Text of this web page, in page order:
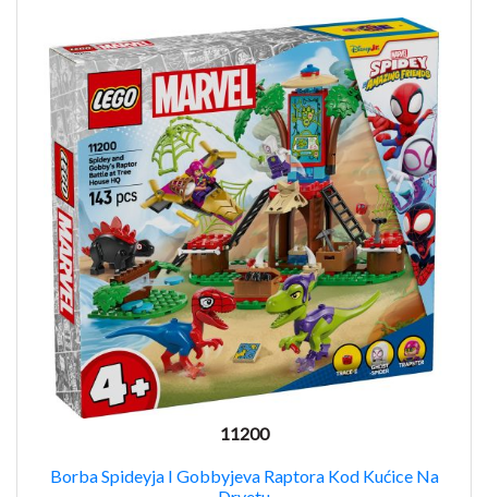
11200
Borba Spideyja I Gobbyjeva Raptora Kod Kućice Na